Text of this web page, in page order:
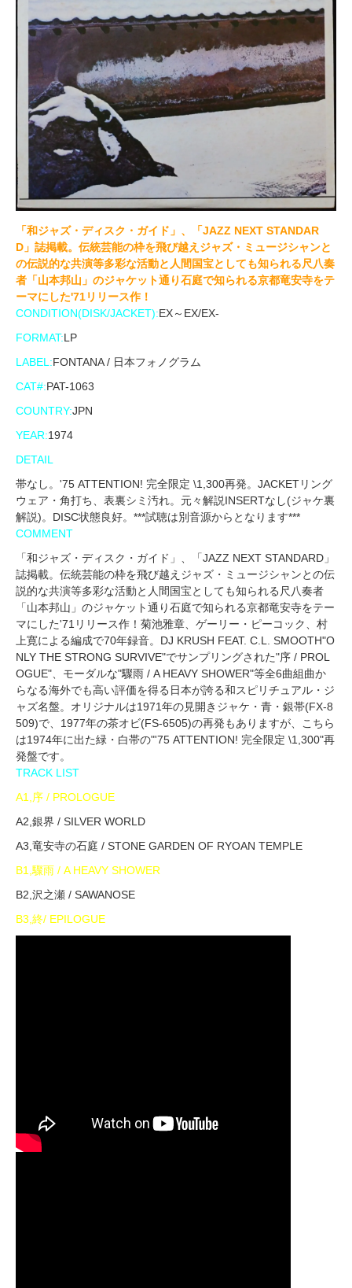
「和ジャズ・ディスク・ガイド」、「JAZZ NEXT STANDAR
D」誌掲載。伝統芸能の枠を飛び越えジャズ・ミュージシャンと
の伝説的な共演等多彩な活動と人間国宝としても知られる尺八奏
者「山本邦山」のジャケット通り石庭で知られる京都竜安寺をテ
ーマにした'71リリース作！
CONDITION(DISK/JACKET):EX～EX/EX-
FORMAT:LP
LABEL:FONTANA / 日本フォノグラム
CAT#:PAT-1063
COUNTRY:JPN
YEAR:1974
DETAIL
帯なし。'75 ATTENTION! 完全限定 \1,300再発。JACKETリング
ウェア・角打ち、表裏シミ汚れ。元々解説INSERTなし(ジャケ裏
解説)。DISC状態良好。***試聴は別音源からとなります***
COMMENT
「和ジャズ・ディスク・ガイド」、「JAZZ NEXT STANDARD」
誌掲載。伝統芸能の枠を飛び越えジャズ・ミュージシャンとの伝
説的な共演等多彩な活動と人間国宝としても知られる尺八奏者
「山本邦山」のジャケット通り石庭で知られる京都竜安寺をテー
マにした'71リリース作！菊池雅章、ゲーリー・ピーコック、村
上寛による編成で70年録音。DJ KRUSH FEAT. C.L. SMOOTH"O
NLY THE STRONG SURVIVE"でサンプリングされた"序 / PROL
OGUE"、モーダルな"驟雨 / A HEAVY SHOWER"等全6曲組曲か
らなる海外でも高い評価を得る日本が誇る和スピリチュアル・ジ
ャズ名盤。オリジナルは1971年の見開きジャケ・青・銀帯(FX-8
509)で、1977年の茶オビ(FS-6505)の再発もありますが、こちら
は1974年に出た緑・白帯の"'75 ATTENTION! 完全限定 \1,300"再
発盤です。
TRACK LIST
A1,序 / PROLOGUE
A2,銀界 / SILVER WORLD
A3,竜安寺の石庭 / STONE GARDEN OF RYOAN TEMPLE
B1,驟雨 / A HEAVY SHOWER
B2,沢之瀬 / SAWANOSE
B3,終/ EPILOGUE